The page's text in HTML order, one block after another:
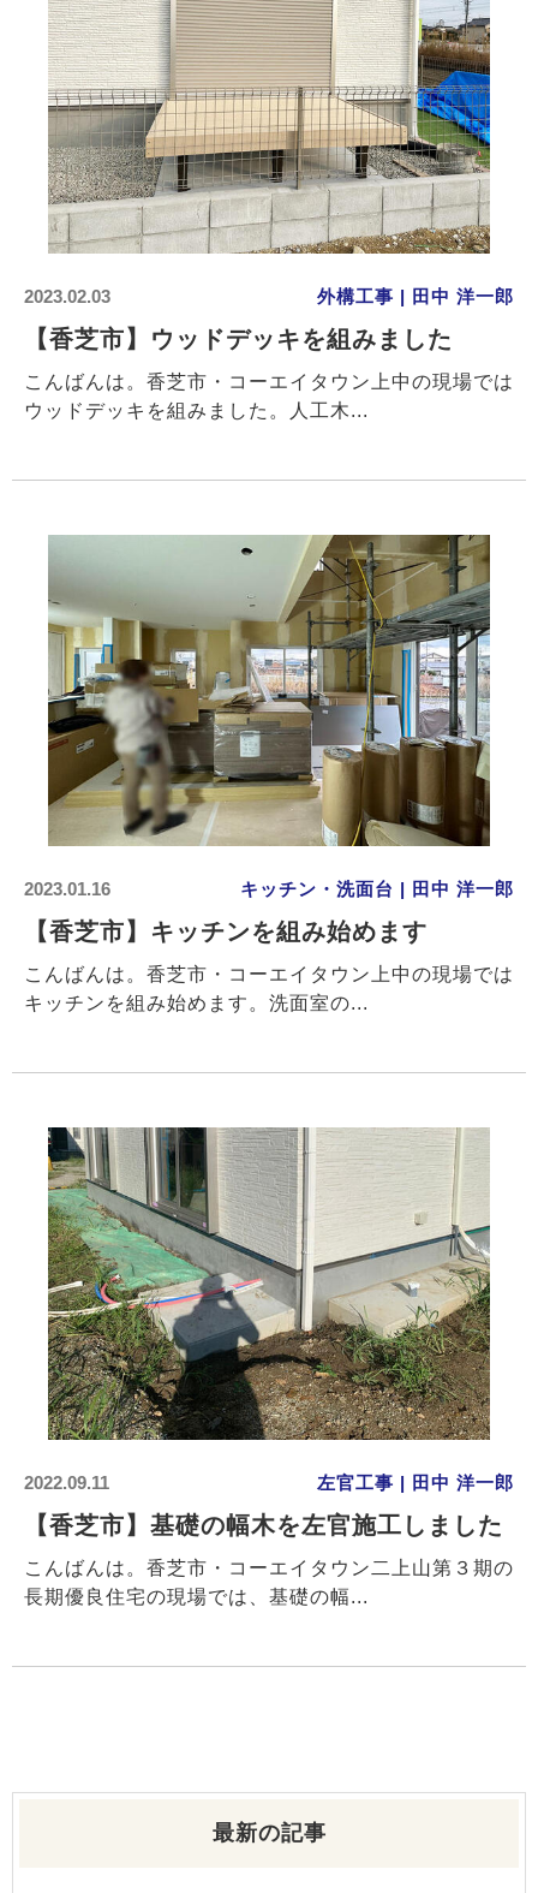
2023.02.03 外構工事 | 田中 洋一郎
【香芝市】ウッドデッキを組みました
こんばんは。香芝市・コーエイタウン上中の現場では
ウッドデッキを組みました。人工木...
2023.01.16 キッチン・洗面台 | 田中 洋一郎
【香芝市】キッチンを組み始めます
こんばんは。香芝市・コーエイタウン上中の現場では
キッチンを組み始めます。洗面室の...
2022.09.11 左官工事 | 田中 洋一郎
【香芝市】基礎の幅木を左官施工しました
こんばんは。香芝市・コーエイタウン二上山第３期の
長期優良住宅の現場では、基礎の幅...
最新の記事